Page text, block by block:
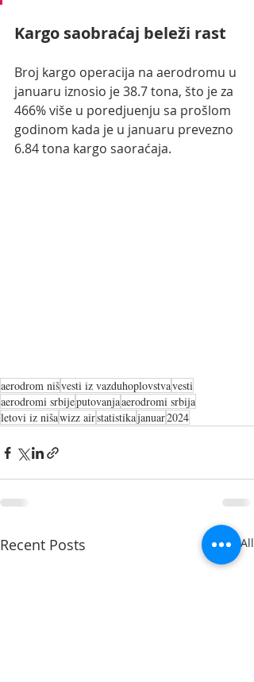
Kargo saobraćaj beleži rast
Broj kargo operacija na aerodromu u
januaru iznosio je 38.7 tona, što je za
466% više u poredjuenju sa prošlom
godinom kada je u januaru prevezno
6.84 tona kargo saoraćaja.
aerodrom nišvesti iz vazduhoplovstvavesti
aerodromi srbijeputovanjaaerodromi srbija
letovi iz nišawizz airstatistikajanuar2024
Recent Posts See All